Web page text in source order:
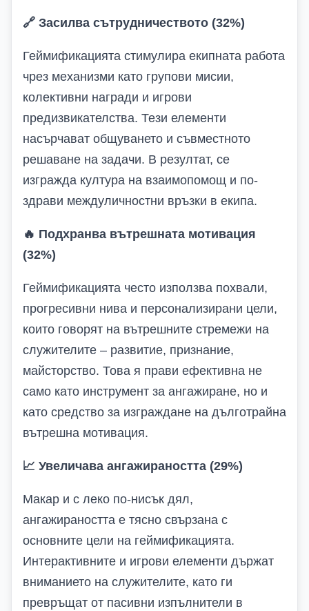
🔗 Засилва сътрудничеството (32%)
Геймификацията стимулира екипната работа
чрез механизми като групови мисии,
колективни награди и игрови
предизвикателства. Тези елементи
насърчават общуването и съвместното
решаване на задачи. В резултат, се
изгражда култура на взаимопомощ и по-
здрави междуличностни връзки в екипа.
🔥 Подхранва вътрешната мотивация
(32%)
Геймификацията често използва похвали,
прогресивни нива и персонализирани цели,
които говорят на вътрешните стремежи на
служителите – развитие, признание,
майсторство. Това я прави ефективна не
само като инструмент за ангажиране, но и
като средство за изграждане на дълготрайна
вътрешна мотивация.
📈 Увеличава ангажираността (29%)
Макар и с леко по-нисък дял,
ангажираността е тясно свързана с
основните цели на геймификацията.
Интерактивните и игрови елементи държат
вниманието на служителите, като ги
превръщат от пасивни изпълнители в